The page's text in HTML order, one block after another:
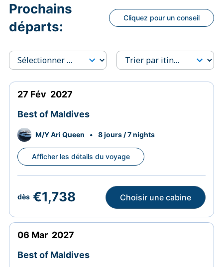
Prochains
départs:
Cliquez pour un conseil
27 Fév 2027
Best of Maldives
M/Y Ari Queen • 8 jours / 7 nights
Afficher les détails du voyage
dès €1,738 Choisir une cabine
06 Mar 2027
Best of Maldives